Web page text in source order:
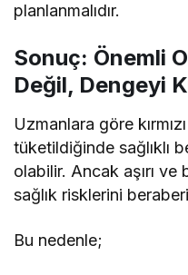
planlanmalıdır.
Sonuç: Önemli
Değil, Dengeyi
Uzmanlara göre
tüketildiğinde sağlıklı
olabilir. Ancak aşırı
sağlık risklerini
Bu nedenle;